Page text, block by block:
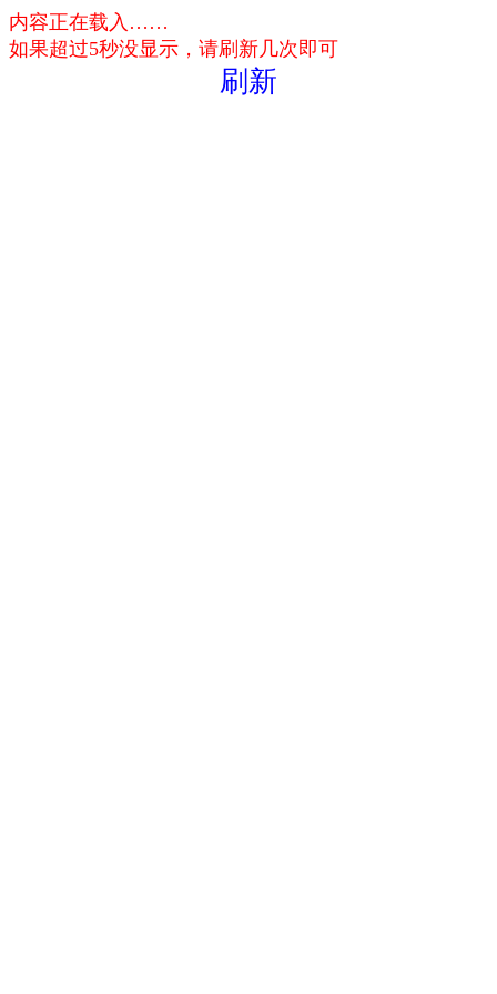
内容正在载入……
如果超过5秒没显示，请刷新几次即可
刷新